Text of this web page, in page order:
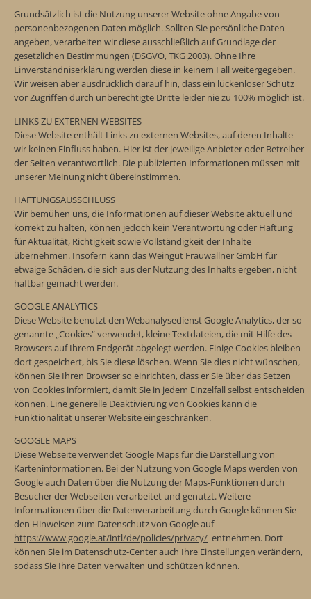
Grundsätzlich ist die Nutzung unserer Website ohne Angabe von
personenbezogenen Daten möglich. Sollten Sie persönliche Daten
angeben, verarbeiten wir diese ausschließlich auf Grundlage der
gesetzlichen Bestimmungen (DSGVO, TKG 2003). Ohne Ihre
Einverständniserklärung werden diese in keinem Fall weitergegeben.
Wir weisen aber ausdrücklich darauf hin, dass ein lückenloser Schutz
vor Zugriffen durch unberechtigte Dritte leider nie zu 100% möglich ist.
LINKS ZU EXTERNEN WEBSITES
Diese Website enthält Links zu externen Websites, auf deren Inhalte
wir keinen Einfluss haben. Hier ist der jeweilige Anbieter oder Betreiber
der Seiten verantwortlich. Die publizierten Informationen müssen mit
unserer Meinung nicht übereinstimmen.
HAFTUNGSAUSSCHLUSS
Wir bemühen uns, die Informationen auf dieser Website aktuell und
korrekt zu halten, können jedoch kein Verantwortung oder Haftung
für Aktualität, Richtigkeit sowie Vollständigkeit der Inhalte
übernehmen. Insofern kann das Weingut Frauwallner GmbH für
etwaige Schäden, die sich aus der Nutzung des Inhalts ergeben, nicht
haftbar gemacht werden.
GOOGLE ANALYTICS
Diese Website benutzt den Webanalysedienst Google Analytics, der so
genannte „Cookies“ verwendet, kleine Textdateien, die mit Hilfe des
Browsers auf Ihrem Endgerät abgelegt werden. Einige Cookies bleiben
dort gespeichert, bis Sie diese löschen. Wenn Sie dies nicht wünschen,
können Sie Ihren Browser so einrichten, dass er Sie über das Setzen
von Cookies informiert, damit Sie in jedem Einzelfall selbst entscheiden
können. Eine generelle Deaktivierung von Cookies kann die
Funktionalität unserer Website eingeschränken.
GOOGLE MAPS
Diese Webseite verwendet Google Maps für die Darstellung von
Karteninformationen. Bei der Nutzung von Google Maps werden von
Google auch Daten über die Nutzung der Maps-Funktionen durch
Besucher der Webseiten verarbeitet und genutzt. Weitere
Informationen über die Datenverarbeitung durch Google können Sie
den Hinweisen zum Datenschutz von Google auf
https://www.google.at/intl/de/policies/privacy/ entnehmen. Dort
können Sie im Datenschutz-Center auch Ihre Einstellungen verändern,
sodass Sie Ihre Daten verwalten und schützen können.